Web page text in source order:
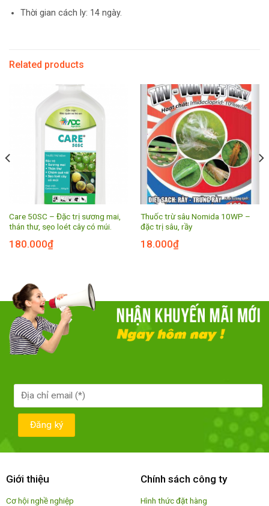
Thời gian cách ly: 14 ngày.
Related products
Care 50SC – Đặc trị sương mai,
thán thư, sẹo loét cây có múi.
180.000₫
Thuốc trừ sâu Nomida 10WP –
đặc trị sâu, rầy
18.000₫
Giới thiệu
Cơ hội nghề nghiệp
Chính sách công ty
Hình thức đặt hàng